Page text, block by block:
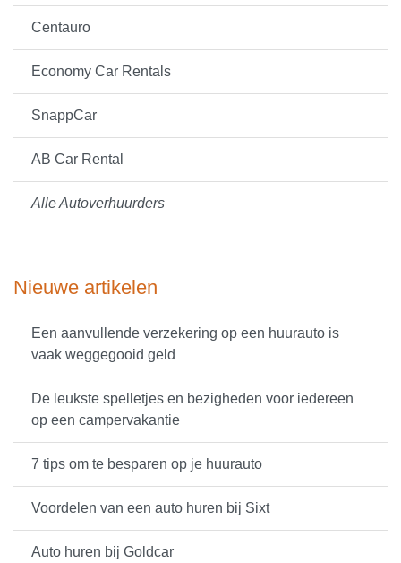
Centauro
Economy Car Rentals
SnappCar
AB Car Rental
Alle Autoverhuurders
Nieuwe artikelen
Een aanvullende verzekering op een huurauto is
vaak weggegooid geld
De leukste spelletjes en bezigheden voor iedereen
op een campervakantie
7 tips om te besparen op je huurauto
Voordelen van een auto huren bij Sixt
Auto huren bij Goldcar